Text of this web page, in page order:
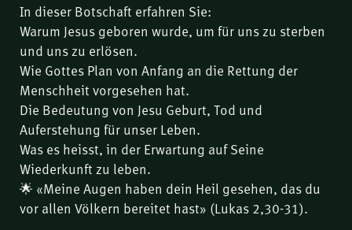
In dieser Botschaft erfahren Sie:
Warum Jesus geboren wurde, um für uns zu sterben
und uns zu erlösen.
Wie Gottes Plan von Anfang an die Rettung der
Menschheit vorgesehen hat.
Die Bedeutung von Jesu Geburt, Tod und
Auferstehung für unser Leben.
Was es heisst, in der Erwartung auf Seine
Wiederkunft zu leben.
🌟 «Meine Augen haben dein Heil gesehen, das du
vor allen Völkern bereitet hast» (Lukas 2,30-31).